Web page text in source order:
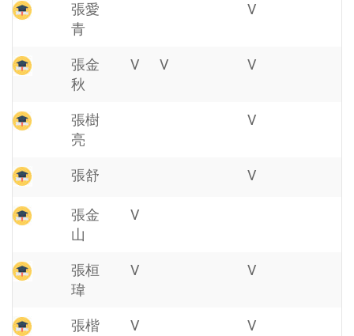
張愛
青
V
張金
秋
V V V
張樹
亮
V
張舒 V
張金
山
V
張桓
瑋
V V
張楷
V V